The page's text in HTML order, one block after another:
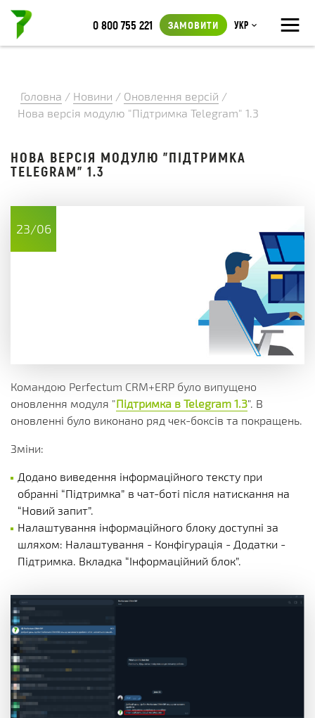
≡
0 800 755 221 ЗАМОВИТИ Укр
Головна / Новини / Оновлення версій /
Нова версія модулю "Підтримка Telegram" 1.3
НОВА ВЕРСІЯ МОДУЛЮ "ПІДТРИМКА
TELEGRAM" 1.3
23/06
Командою Perfectum CRM+ERP було випущено
оновлення модуля "Підтримка в Telegram 1.3". В
оновленні було виконано ряд чек-боксів та покращень.
Зміни:
Додано виведення інформаційного тексту при
обранні “Підтримка” в чат-боті після натискання на
“Новий запит”.
Налаштування інформаційного блоку доступні за
шляхом: Налаштування - Конфігурація - Додатки -
Підтримка. Вкладка “Інформаційний блок”.